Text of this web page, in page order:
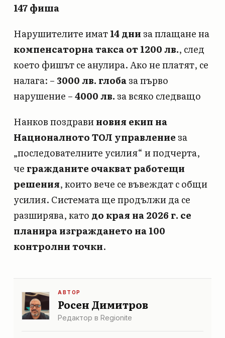
147 фиша
Нарушителите имат14 дни за плащане на
компенсаторна такса от 1200 лв., след
което фишът се анулира. Ако не платят, се
налага: –3000 лв. глобаза първо
нарушение –4000 лв. за всяко следващо
Нанков поздравиновия екип на
Националното ТОЛ управление за
„последователните усилия“ и подчерта,
че гражданите очакват работещи
решения, които вече се въвеждат с общи
усилия. Системата ще продължи да се
разширява, като до края на 2026 г. се
планира изграждането на 100
контролни точки.
АВТОР
Росен Димитров
Редактор в Regionite